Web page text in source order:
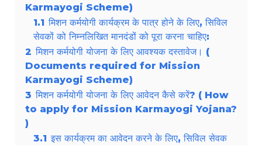
Karmayogi Scheme)
1.1 मिशन कर्मयोगी कार्यक्रम के पात्र होने के लिए, सिविल
सेवकों को निम्नलिखित मानदंडों को पूरा करना चाहिए:
2 मिशन कर्मयोगी योजना के लिए आवश्यक दस्तावेज। (
Documents required for Mission
Karmayogi Scheme)
3 मिशन कर्मयोगी योजना के लिए आवेदन कैसे करें? ( How
to apply for Mission Karmayogi Yojana?
)
3.1 इस कार्यक्रम का आवेदन करने के लिए, सिविल सेवक